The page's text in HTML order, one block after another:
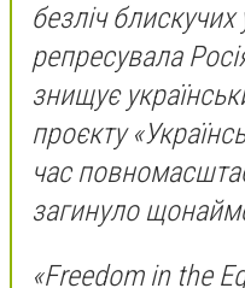
безліч
репресувала
знищує
проєкту
час
загинуло
«Freedom in the